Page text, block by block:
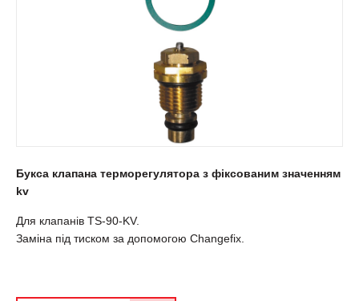
Букса клапана терморегулятора з фіксованим значенням
kv
Для клапанів TS-90-KV.
Заміна під тиском за допомогою Changefix.